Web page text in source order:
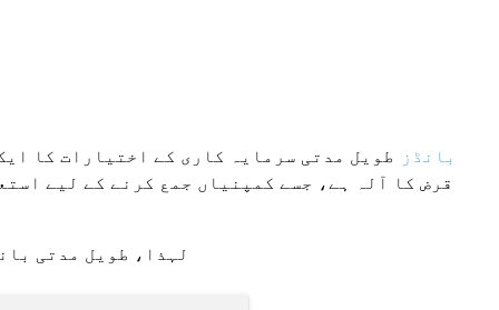
بانڈز
طویل مدتی سرمایہ کاری کے اختیارات کا
قرض کا آلہ ہے، جسے کمپنیاں جمع کرنے کے لیے
لہذا، طویل مدتی